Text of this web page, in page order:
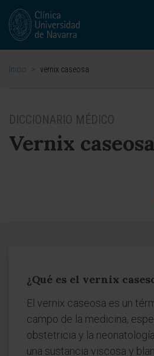
Inicio > vernix caseosa
DICCIONARIO MÉDICO
Vernix caseosa
¿Qué es el vernix
El vernix caseosa es un
campo de la medicina,
obstetricia y la
una sustancia viscosa y